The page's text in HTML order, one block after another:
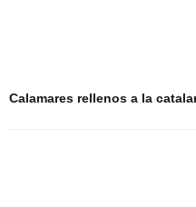
Calamares rellenos a la